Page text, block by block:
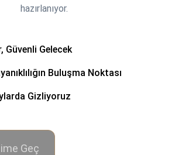
hazırlanıyor.
Güvenli Gelecek
Buluşma Noktası
Gizliyoruz
Geç